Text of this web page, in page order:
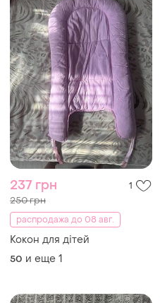
237 грн 1
250 грн
распродажа до 08 авг.
Кокон для дітей
50 и еще 1